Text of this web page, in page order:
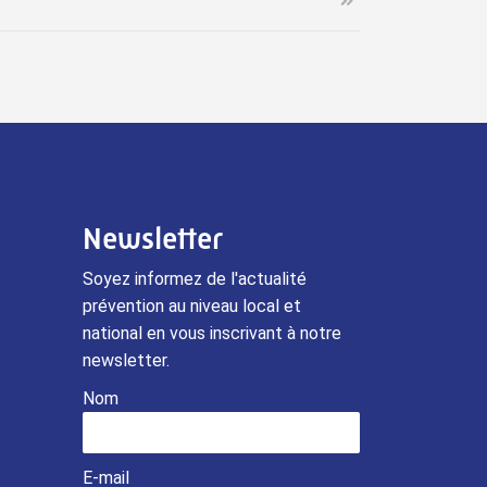
Newsletter
Soyez informez de l'actualité
prévention au niveau local et
national en vous inscrivant à notre
newsletter.
Nom
E-mail